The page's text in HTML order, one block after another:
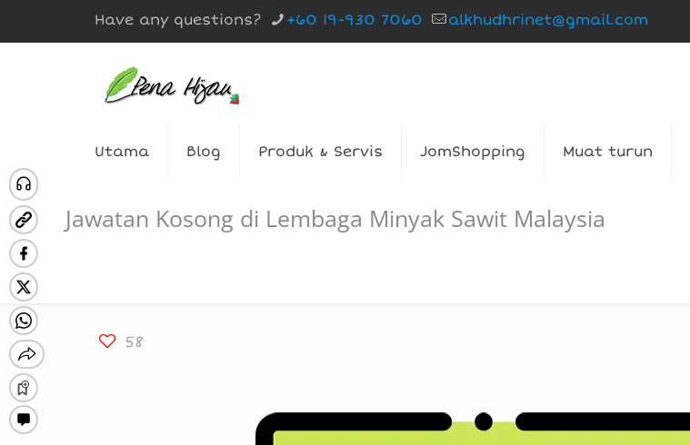
Have any questions? +60 19-930 7060 alkhudhrinet@gmail.com
Utama Blog Produk & Servis JomShopping Muat turun
Jawatan Kosong di Lembaga Minyak Sawit Malaysia
58